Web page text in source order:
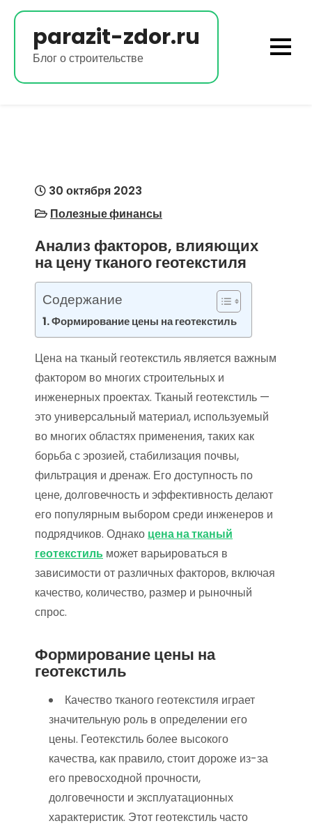
Перейти
содержимомуparazit-zdor.ru
Блог о строительстве
30 октября 2023
Полезные финансы
Анализ факторов, влияющих
на цену тканого геотекстиля
Содержание
Формирование цены на геотекстиль
Цена на тканый геотекстиль является важным
фактором во многих строительных и
инженерных проектах. Тканый геотекстиль —
это универсальный материал, используемый
во многих областях применения, таких как
борьба с эрозией, стабилизация почвы,
фильтрация и дренаж. Его доступность по
цене, долговечность и эффективность делают
его популярным выбором среди инженеров и
подрядчиков. Однако цена на тканый
геотекстиль может варьироваться в
зависимости от различных факторов, включая
качество, количество, размер и рыночный
спрос.
Формирование цены на
геотекстиль
Качество тканого геотекстиля играет
значительную роль в определении его
цены. Геотекстиль более высокого
качества, как правило, стоит дороже из-за
его превосходной прочности,
долговечности и эксплуатационных
характеристик. Этот геотекстиль часто